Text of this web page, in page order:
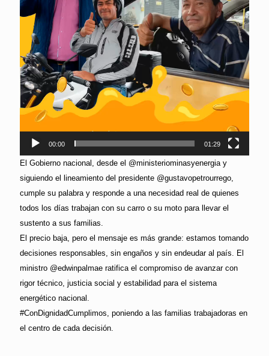
00:00 01:29
El Gobierno nacional, desde el @ministeriominasyenergia y
siguiendo el lineamiento del presidente @gustavopetrourrego,
cumple su palabra y responde a una necesidad real de quienes
todos los días trabajan con su carro o su moto para llevar el
sustento a sus familias.
El precio baja, pero el mensaje es más grande: estamos tomando
decisiones responsables, sin engaños y sin endeudar al país. El
ministro @edwinpalmae ratifica el compromiso de avanzar con
rigor técnico, justicia social y estabilidad para el sistema
energético nacional.
#ConDignidadCumplimos, poniendo a las familias trabajadoras en
el centro de cada decisión.